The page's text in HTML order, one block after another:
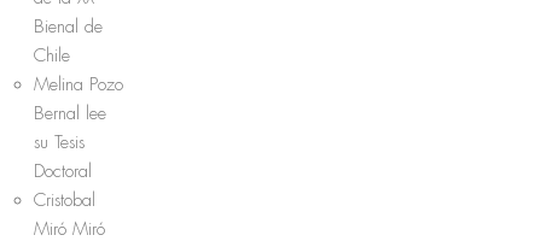
Bienal de
Chile
Melina Pozo
Bernal lee
su Tesis
Doctoral
Cristobal
Miró Miró